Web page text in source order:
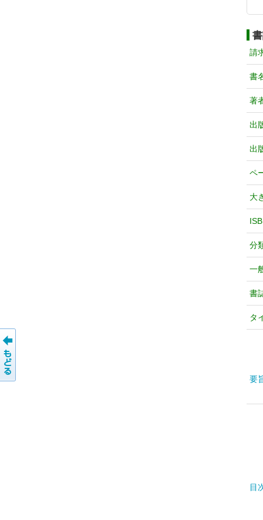
請
書
著
出
出
ペ
大
分
一
書
タ
要
目